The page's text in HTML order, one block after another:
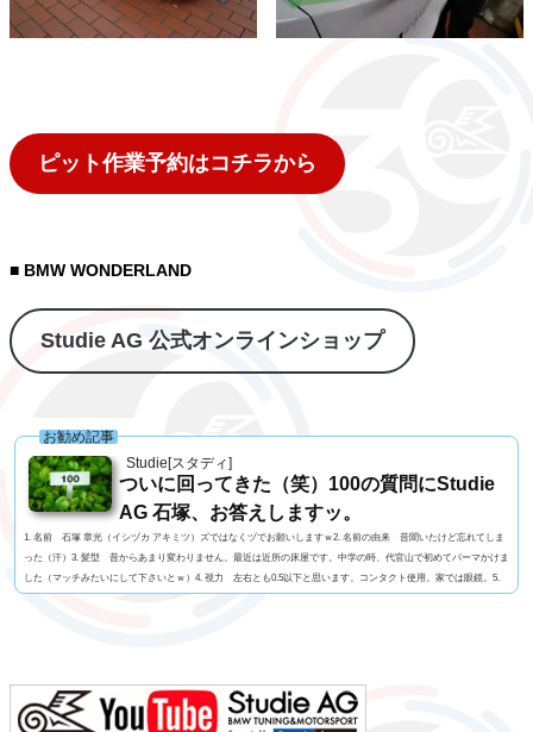
ピット作業予約はコチラから
■ BMW WONDERLAND
Studie AG 公式オンラインショップ
Studie[スタディ]
お勧め記事
ついに回ってきた（笑）100の質問にStudie
AG 石塚、お答えしますッ。
1. 名前 石塚 章光（イシヅカ アキミツ）ズではなくヅでお願いしますｗ2. 名前の由来 昔聞いたけど忘れてしま
った（汗）3. 髪型 昔からあまり変わりません。最近は近所の床屋です。中学の時、代官山で初めてパーマかけま
した（マッチみたいにして下さいとｗ）4. 視力 左右とも0.5以下と思います。コンタクト使用。家では眼鏡。5.